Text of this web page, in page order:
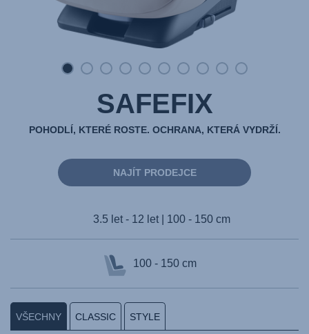
SAFEFIX
POHODLÍ, KTERÉ ROSTE. OCHRANA, KTERÁ VYDRŽÍ.
NAJÍT PRODEJCE
3.5 let - 12 let | 100 - 150 cm
100 - 150 cm
VŠECHNY CLASSIC STYLE